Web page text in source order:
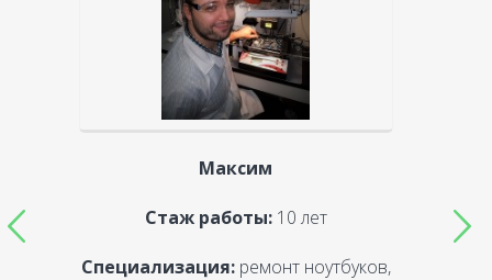
Максим
Стаж работы:10 лет
Специализация:ремонт ноутбуков,